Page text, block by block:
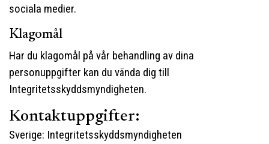
sociala medier.
Klagomål
Har du klagomål på vår behandling av dina
personuppgifter kan du vända dig till
Integritetsskyddsmyndigheten.
Kontaktuppgifter:
Sverige: Integritetsskyddsmyndigheten